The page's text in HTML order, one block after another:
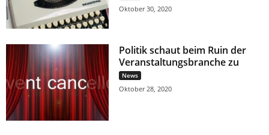
Oktober 30, 2020
Politik schaut beim Ruin der
Veranstaltungsbranche zu
News
Oktober 28, 2020